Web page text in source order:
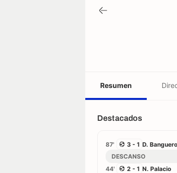
Resumen
Destacados
87' 3 - 1 D. Banguero
DESCANSO
44'
2 - 1 N. Palacio